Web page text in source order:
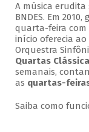
A música
BNDES. Em
quarta-feira com
início oferecia
Orquestra
Quartas
semanais,
as quartas-
Saiba como